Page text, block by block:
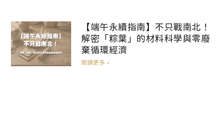
【端午永續指南】不只戰南北！
解密「粽葉」的材料科學與零廢
棄循環經濟
閱讀更多 »